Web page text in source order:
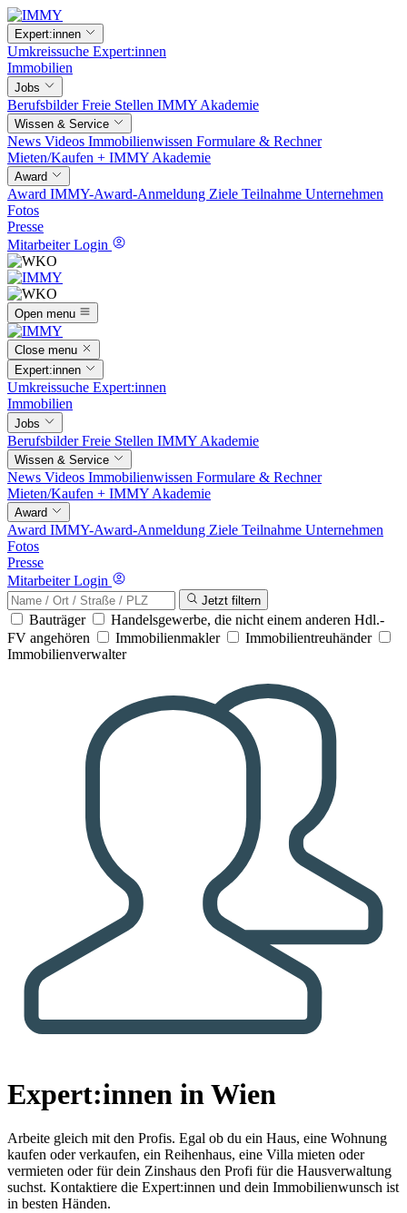
Expert:innen
Umkreissuche Expert:innen
Immobilien
Jobs
BerufsbilderFreie Stellen IMMY Akademie
Wissen & Service
News Videos Immobilienwissen Formulare & Rechner
Mieten/Kaufen + IMMY Akademie
Award
Award IMMY-Award-Anmeldung Ziele Teilnahme Unternehmen
Fotos
Presse
Mitarbeiter Login
Open menu
Close menu
Expert:innen
Umkreissuche Expert:innen
Immobilien
Jobs
BerufsbilderFreie Stellen IMMY Akademie
Wissen & Service
News Videos Immobilienwissen Formulare & Rechner
Mieten/Kaufen + IMMY Akademie
Award
Award IMMY-Award-Anmeldung Ziele Teilnahme Unternehmen
Fotos
Presse
Mitarbeiter Login
Jetzt filtern
Bauträger
Handelsgewerbe, die nicht einem anderen Hdl.-
FV angehören
Immobilienmakler
Immobilientreuhänder
Immobilienverwalter
Expert:innen in Wien
Arbeite gleich mit den Profis. Egal ob du ein Haus, eine Wohnung
kaufen oder verkaufen, ein Reihenhaus, eine Villa mieten oder
vermieten oder für dein Zinshaus den Profi für die Hausverwaltung
suchst. Kontaktiere die Expert:innen und dein Immobilienwunsch ist
in besten Händen.